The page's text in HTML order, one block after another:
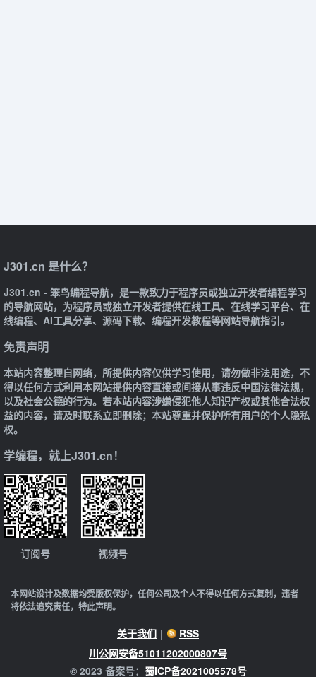
J301.cn 是什么？
J301.cn - 笨鸟编程导航，是一款致力于程序员或独立开发者编程学习
的导航网站，为程序员或独立开发者提供在线工具、在线学习平台、在
线编程、AI工具分享、源码下载、编程开发教程等网站导航指引。
免责声明
本站内容整理自网络，所提供内容仅供学习使用，请勿做非法用途，不
得以任何方式利用本网站提供内容直接或间接从事违反中国法律法规，
以及社会公德的行为。若本站内容涉嫌侵犯他人知识产权或其他合法权
益的内容，请及时联系立即删除；本站尊重并保护所有用户的个人隐私
权。
学编程，就上J301.cn！
订阅号 视频号
本网站设计及数据均受版权保护，任何公司及个人不得以任何方式复制，违者
将依法追究责任，特此声明。
© 2023 备案号： 蜀ICP备2021005578号
川公网安备51011202000807号
关于我们 | RSS